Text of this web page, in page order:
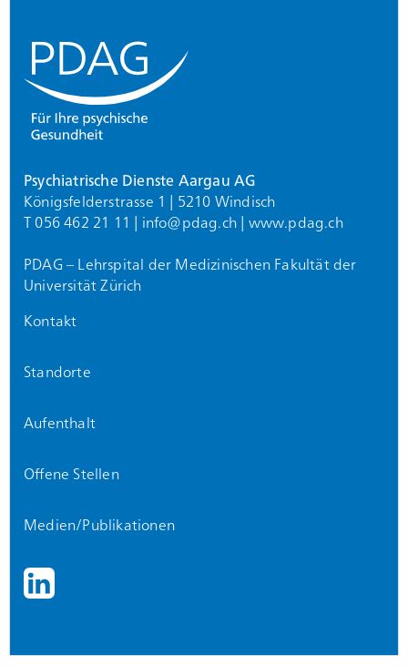
Psychiatrische Dienste Aargau AG
Königsfelderstrasse 1 | 5210 Windisch
T 056 462 21 11 | info@pdag.ch www.pdag.ch
PDAG – Lehrspital der Medizinischen Fakultät der
Universität Zürich
Kontakt
Standorte
Aufenthalt
Offene Stellen
Medien/Publikationen